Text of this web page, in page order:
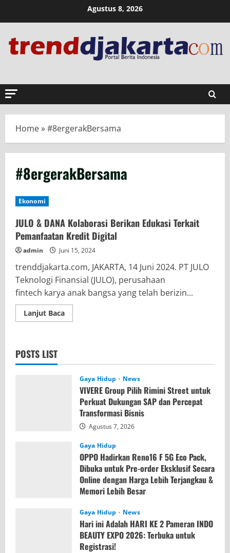
Agustus 8, 2026
Home»#8ergerakBersama
#8ergerakBersama
Ekonomi
JULO & DANA Kolaborasi Berikan Edukasi Terkait
Pemanfaatan Kredit Digital
admin Juni 15, 2024
trenddjakarta.com, JAKARTA, 14 Juni 2024. PT JULO
Teknologi Finansial (JULO), perusahaan
fintech karya anak bangsa yang telah berizin...
Lanjut BacaRead
more
Berikan
Terkait
Pemanfaatan
Kredit
Digital
POSTS LIST
Gaya Hidup News
VIVERE Group Pilih Rimini Street untuk
Perkuat Dukungan SAP dan Percepat
Transformasi Bisnis
Agustus 7, 2026
Gaya Hidup
OPPO Hadirkan Reno16 F 5G Eco Pack,
Dibuka untuk Pre-order Eksklusif Secara
Online dengan Harga Lebih Terjangkau &
Memori Lebih Besar
Gaya Hidup
News
Hari ini Adalah HARI KE 2 Pameran INDO
BEAUTY EXPO 2026: Terbuka untuk
Registrasi!